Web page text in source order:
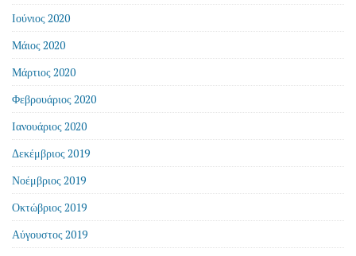
Ιούνιος 2020
Μάιος 2020
Μάρτιος 2020
Φεβρουάριος 2020
Ιανουάριος 2020
Δεκέμβριος 2019
Νοέμβριος 2019
Οκτώβριος 2019
Αύγουστος 2019